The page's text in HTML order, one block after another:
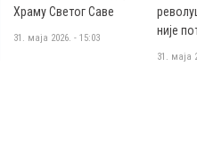
Храму Светог Саве
31. маја 2026. - 15:03
није
31. маја